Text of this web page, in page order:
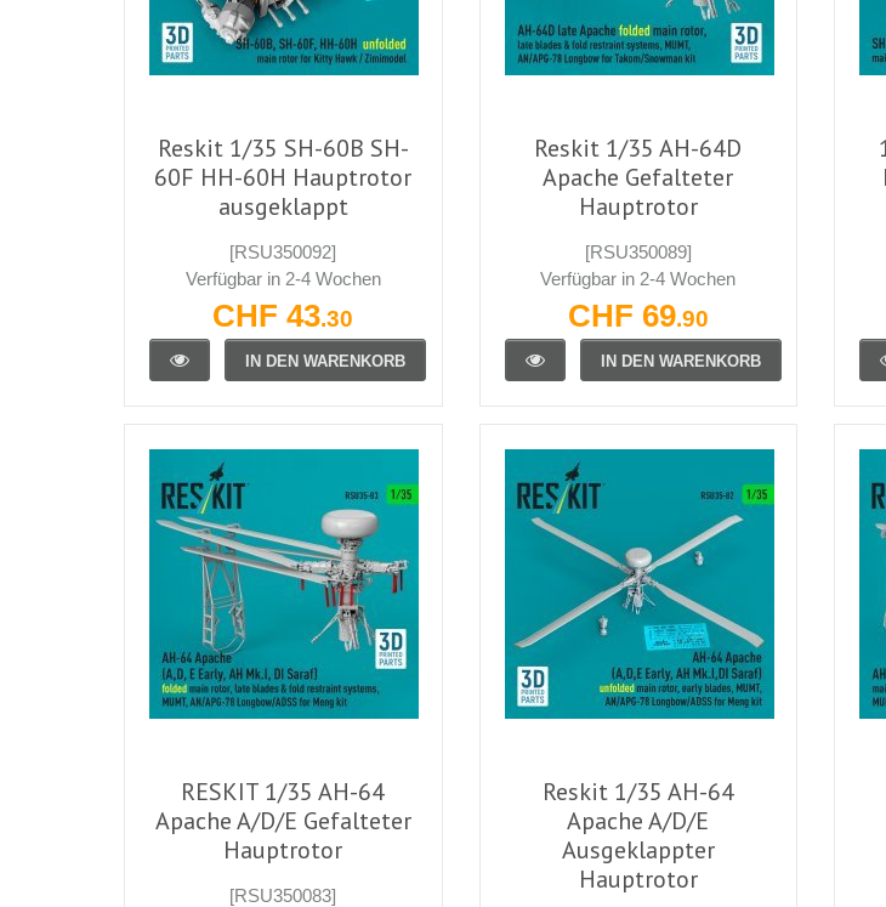
Reskit 1/35 SH-60B SH-
60F HH-60H Hauptrotor
ausgeklappt
[RSU350092]
Verfügbar in 2-4 Wochen
CHF 43.30
IN DEN WARENKORB
Reskit 1/35 AH-64D
Apache Gefalteter
Hauptrotor
[RSU350089]
Verfügbar in 2-4 Wochen
CHF 69.90
IN DEN WARENKORB
RESKIT 1/35 AH-64
Apache A/D/E Gefalteter
Hauptrotor
[RSU350083]
Reskit 1/35 AH-64
Apache A/D/E
Ausgeklappter
Hauptrotor